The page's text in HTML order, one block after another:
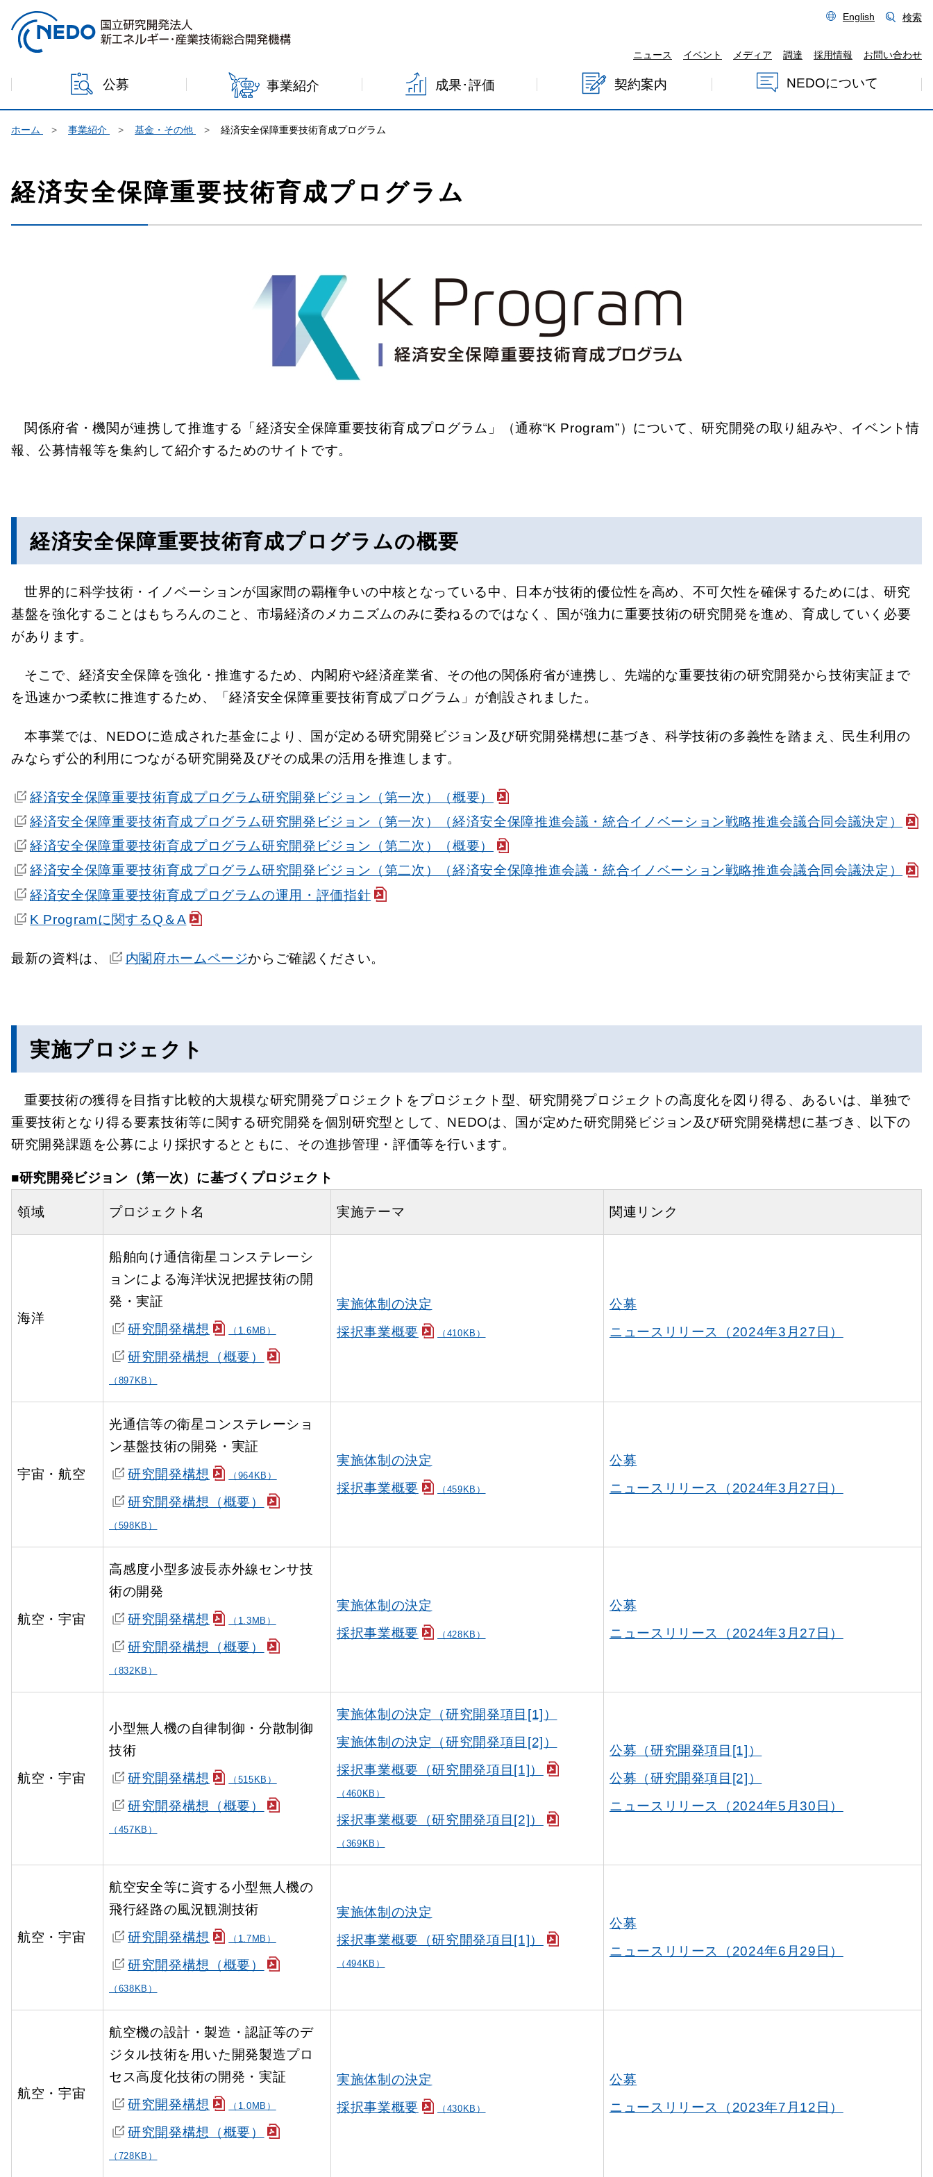
本文へジャンプ
English 検索
ニュース イベント メディア 調達 採用情報 お問い合わせ
公募 事業紹介 成果･評価 契約案内 NEDOについて
ホーム 事業紹介 基金・その他 経済安全保障重要技術育成プログラム
経済安全保障重要技術育成プログラム
関係府省・機関が連携して推進する「経済安全保障重要技術育成プログラム」（通称“K Program”）について、研究開発の取り組みや、イベント情
報、公募情報等を集約して紹介するためのサイトです。
経済安全保障重要技術育成プログラムの概要
世界的に科学技術・イノベーションが国家間の覇権争いの中核となっている中、日本が技術的優位性を高め、不可欠性を確保するためには、研究
基盤を強化することはもちろんのこと、市場経済のメカニズムのみに委ねるのではなく、国が強力に重要技術の研究開発を進め、育成していく必要
があります。
そこで、経済安全保障を強化・推進するため、内閣府や経済産業省、その他の関係府省が連携し、先端的な重要技術の研究開発から技術実証まで
を迅速かつ柔軟に推進するため、「経済安全保障重要技術育成プログラム」が創設されました。
本事業では、NEDOに造成された基金により、国が定める研究開発ビジョン及び研究開発構想に基づき、科学技術の多義性を踏まえ、民生利用の
みならず公的利用につながる研究開発及びその成果の活用を推進します。
経済安全保障重要技術育成プログラム研究開発ビジョン（第一次）（概要）
経済安全保障重要技術育成プログラム研究開発ビジョン（第一次）（経済安全保障推進会議・統合イノベーション戦略推進会議合同会議決定）
経済安全保障重要技術育成プログラム研究開発ビジョン（第二次）（概要）
経済安全保障重要技術育成プログラム研究開発ビジョン（第二次）（経済安全保障推進会議・統合イノベーション戦略推進会議合同会議決定）
経済安全保障重要技術育成プログラムの運用・評価指針
K Programに関するQ＆A
最新の資料は、 内閣府ホームページからご確認ください。
実施プロジェクト
重要技術の獲得を目指す比較的大規模な研究開発プロジェクトをプロジェクト型、研究開発プロジェクトの高度化を図り得る、あるいは、単独で
重要技術となり得る要素技術等に関する研究開発を個別研究型として、NEDOは、国が定めた研究開発ビジョン及び研究開発構想に基づき、以下の
研究開発課題を公募により採択するとともに、その進捗管理・評価等を行います。
■研究開発ビジョン（第一次）に基づくプロジェクト
領域 プロジェクト名 実施テーマ 関連リンク
海洋
船舶向け通信衛星コンステレーシ
ョンによる海洋状況把握技術の開
発・実証
研究開発構想
（1.6MB）
研究開発構想（概要）
（897KB）
実施体制の決定
採択事業概要
（410KB）
公募
ニュースリリース（2024年3月27日）
宇宙・航空
光通信等の衛星コンステレーショ
ン基盤技術の開発・実証
研究開発構想
（964KB）
研究開発構想（概要）
（598KB）
実施体制の決定
採択事業概要
（459KB）
公募
ニュースリリース（2024年3月27日）
航空・宇宙
高感度小型多波長赤外線センサ技
術の開発
研究開発構想
（1.3MB）
研究開発構想（概要）
（832KB）
実施体制の決定
採択事業概要
（428KB）
公募
ニュースリリース（2024年3月27日）
航空・宇宙
小型無人機の自律制御・分散制御
技術
研究開発構想
（515KB）
研究開発構想（概要）
（457KB）
実施体制の決定（研究開発項目[1]）
実施体制の決定（研究開発項目[2]）
採択事業概要（研究開発項目[1]）
（460KB）
採択事業概要（研究開発項目[2]）
（369KB）
公募（研究開発項目[1]）
公募（研究開発項目[2]）
ニュースリリース（2024年5月30日）
航空・宇宙
航空安全等に資する小型無人機の
飛行経路の風況観測技術
研究開発構想
（1.7MB）
研究開発構想（概要）
（638KB）
実施体制の決定
採択事業概要（研究開発項目[1]）
（494KB）
公募
ニュースリリース（2024年6月29日）
航空・宇宙
航空機の設計・製造・認証等のデ
ジタル技術を用いた開発製造プロ
セス高度化技術の開発・実証
研究開発構想
（1.0MB）
研究開発構想（概要）
（728KB）
実施体制の決定
採択事業概要
（430KB）
公募
ニュースリリース（2023年7月12日）